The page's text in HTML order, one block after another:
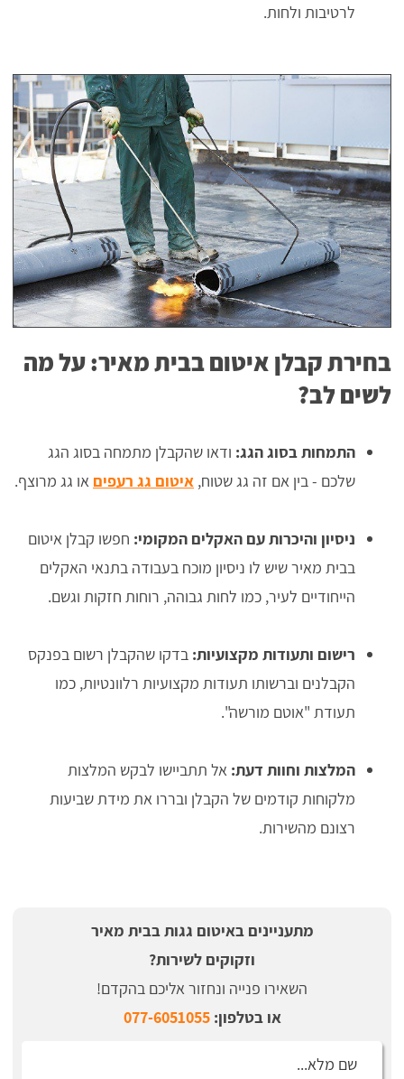
לרטיבות ולחות.
בחירת קבלן איטום בבית מאיר: על מה
לשים לב?
התמחות בסוג הגג: ודאו שהקבלן מתמחה בסוג הגג
שלכם - בין אם זה גג שטוח, איטום גג רעפים או גג מרוצף.
ניסיון והיכרות עם האקלים המקומי: חפשו קבלן איטום
בבית מאיר שיש לו ניסיון מוכח בעבודה בתנאי האקלים
הייחודיים לעיר, כמו לחות גבוהה, רוחות חזקות וגשם.
רישום ותעודות מקצועיות: בדקו שהקבלן רשום בפנקס
הקבלנים וברשותו תעודות מקצועיות רלוונטיות, כמו
תעודת "אוטם מורשה".
המלצות וחוות דעת: אל תתביישו לבקש המלצות
מלקוחות קודמים של הקבלן ובררו את מידת שביעות
רצונם מהשירות.
מתעניינים באיטום גגות בבית מאיר
וזקוקים לשירות?
השאירו פנייה ונחזור אליכם בהקדם!
או בטלפון:077-6051055